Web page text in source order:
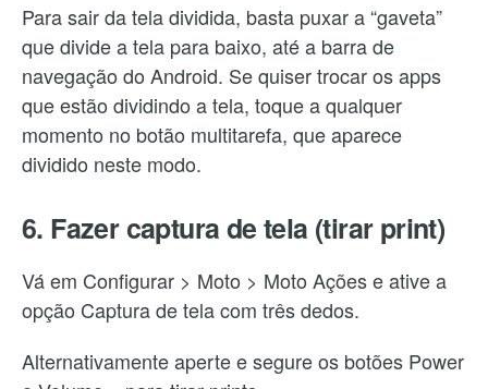
Para sair da tela dividida, basta puxar a “gaveta”
que divide a tela para baixo, até a barra de
navegação do Android. Se quiser trocar os apps
que estão dividindo a tela, toque a qualquer
momento no botão multitarefa, que aparece
dividido neste modo.
6. Fazer captura de tela (tirar print)
Vá em Configurar > Moto > Moto Ações e ative a
opção Captura de tela com três dedos.
Alternativamente aperte e segure os botões Power